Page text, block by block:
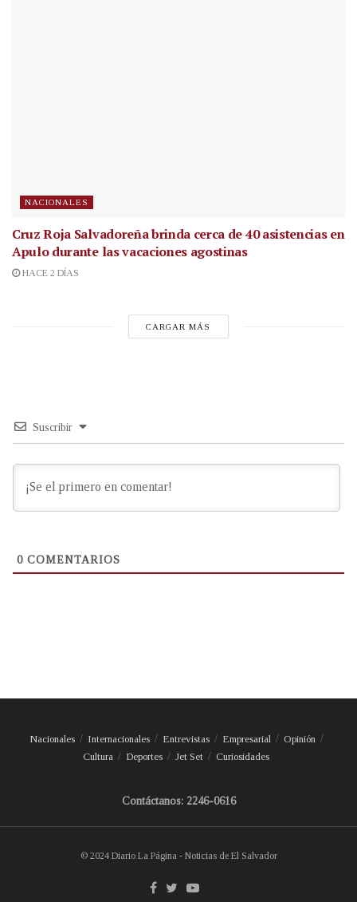
NACIONALES
Cruz Roja Salvadoreña brinda cerca de 40 asistencias en
Apulo durante las vacaciones agostinas
HACE 2 DÍAS
CARGAR MÁS
Suscribir
0 COMENTARIOS
Nacionales Internacionales Entrevistas Empresarial
Opinión
Cultura
Deportes Jet Set Curiosidades
Contáctanos: 2246-0616
© 2024 Diario La Página - Noticias de El Salvador